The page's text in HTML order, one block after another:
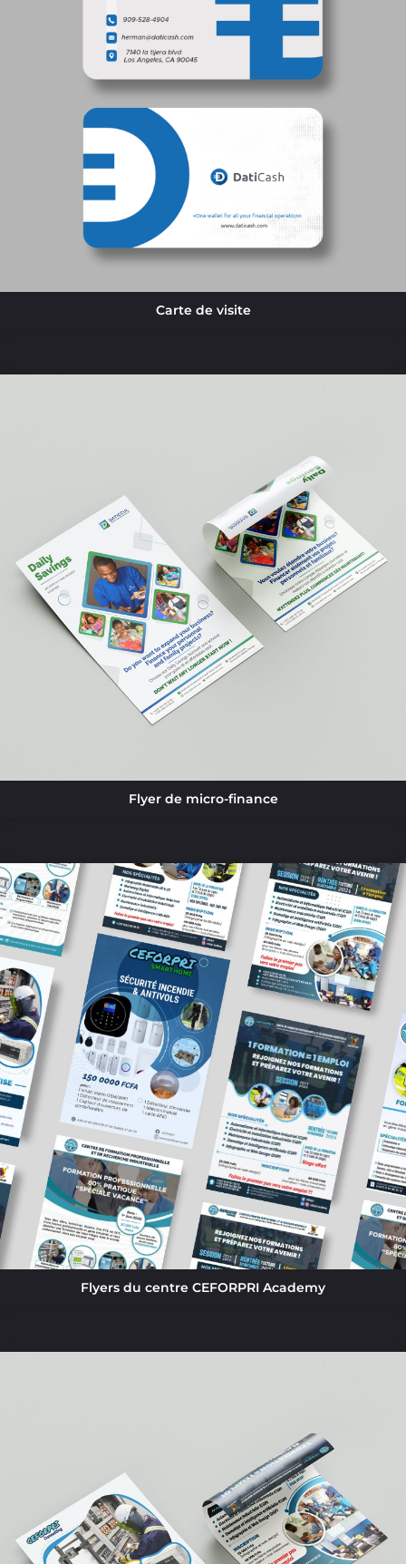
Carte de visite
Flyer de micro-finance
Flyers du centre CEFORPRI Academy